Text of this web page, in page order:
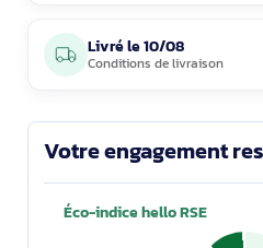
Livré le10/08
Conditions de livraison
Votre engagement
Éco-indice hello RSE